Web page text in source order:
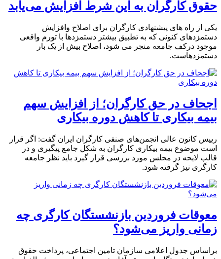
حقوق کارگران به این شرط افزایش می‌یابد
یکی از راه های پیشنهادی کارگران برای اصلاح وافزایش
دستمزدهای کنونی که به تطبیق بیشتر دستمزدها با تورم واقعی
موجود درکف جامعه منجر می شود، اصلاح بیش از یک بار
دستمزدهاست.
اجحاف در حق کارگران؛ از افزایش سهم
بیمه بیکاری تا کاهش دوره بیکاری
رییس کانون عالی انجمن‌های صنفی کارگران ایران گفت: اگر قرار
است موضوع بیمه بیکاری کارگران به شکل جامع پیگیری و در
قالب لایحه در مجلس مورد بررسی قرار گیرد باید نظر جامعه
کارگری نیز گرفته شود.
معوقات فروردین بازنشستگان کارگری چه
زمانی واریز می‌شود؟
براساس جدول اعلامی سازمان تامین اجتماعی، پرداخت حقوق